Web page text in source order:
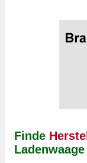
Finde